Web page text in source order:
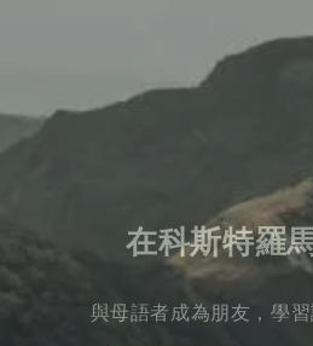
在科斯特羅
與母語者成為朋友，學